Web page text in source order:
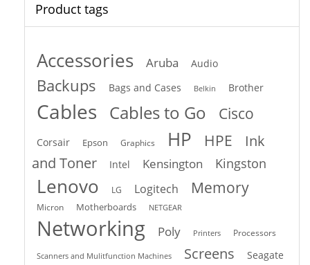
Product tags
Accessories Aruba Audio
Backups Bags and Cases Belkin Brother
Cables Cables to Go Cisco
Corsair Epson Graphics HP HPE
Ink
and Toner
Intel Kensington Kingston
Lenovo LG Logitech Memory
Micron Motherboards NETGEAR
Networking Poly Printers Processors
Scanners and Mulitfunction Machines Screens Seagate